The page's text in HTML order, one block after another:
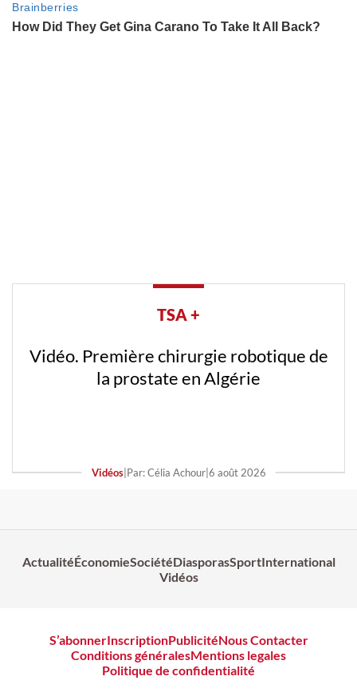
TSA +
Vidéo. Première chirurgie robotique de
la prostate en Algérie
Vidéos| Par: Célia Achour| 6 août 2026
ActualitéÉconomieSociétéDiasporasSportInternational
Vidéos
S’abonnerInscriptionPublicitéNous Contacter
Conditions généralesMentions legales
Politique de confidentialité